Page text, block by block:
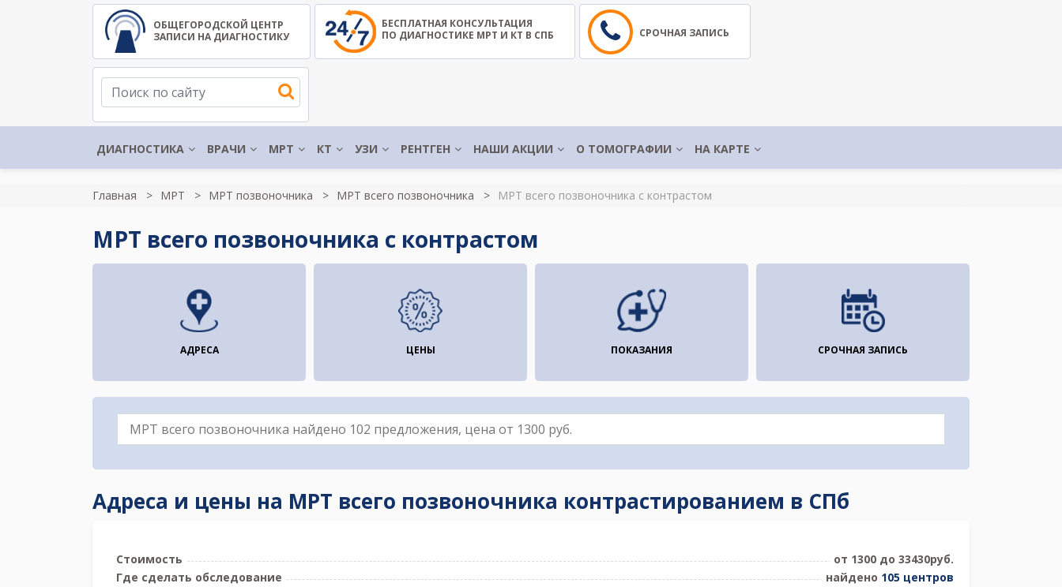
ОБЩЕГОРОДСКОЙ ЦЕНТР
ЗАПИСИ НА ДИАГНОСТИКУ
БЕСПЛАТНАЯ КОНСУЛЬТАЦИЯ
ПО ДИАГНОСТИКЕ МРТ И КТ В СПБ
СРОЧНАЯ ЗАПИСЬ
ДИАГНОСТИКА ВРАЧИ МРТ КТ УЗИ РЕНТГЕН НАШИ АКЦИИ О ТОМОГРАФИИ НА КАРТЕ
Главная МРТ МРТ позвоночника МРТ всего позвоночника МРТ всего позвоночника с контрастом
МРТ всего позвоночника с контрастом
АДРЕСА ЦЕНЫ ПОКАЗАНИЯ СРОЧНАЯ ЗАПИСЬ
Адреса и цены на МРТ всего позвоночника контрастированием в СПб
Стоимость
от 1300 до 33430руб.
Где сделать обследование
найдено 105 центров